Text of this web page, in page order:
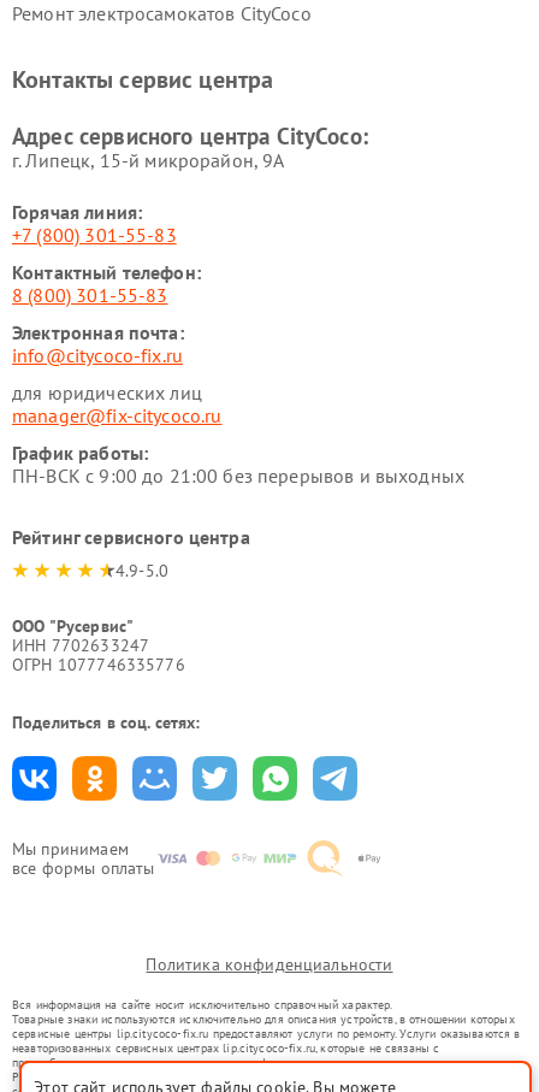
Мы принимаем
все формы оплаты
Ремонт электросамокатов CityCoco
Контакты сервис центра
Адрес сервисного центра CityCoco:
г. Липецк, 15-й микрорайон, 9А
Горячая линия:
+7 (800) 301-55-83
Контактный телефон:
8 (800) 301-55-83
Электронная почта:
info@citycoco-fix.ru
для юридических лиц
manager@fix-citycoco.ru
График работы:
ПН-ВСК с 9:00 до 21:00 без перерывов и выходных
Рейтинг сервисного центра
4.9-5.0
ООО "Русервис"
ИНН 7702633247
ОГРН 1077746335776
Поделиться в соц. сетях:
Политика конфиденциальности
Вся информация на сайте носит исключительно справочный характер.
Товарные знаки используются исключительно для описания устройств, в отношении которых
сервисные центры lip.citycoco-fix.ru предоставляют услуги по ремонту. Услуги оказываются в
неавторизованных сервисных центрах lip.citycoco-fix.ru, которые не связаны с
правообладателями товарных знаков или их официальными представителями.
Ремонт осуществляется для устройств, уже введенных в гражданский оборот в соответствии
Этот сайт использует файлы cookie. Вы можете